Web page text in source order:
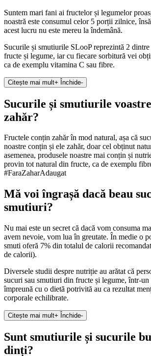
Suntem mari fani ai fructelor și legumelor
noastră este consumul celor 5 porții zilnice,
acest lucru nu este mereu la îndemână.
Sucurile și smutiurile SLooP reprezintă 2
fructe și legume, iar cu fiecare sorbitură vei
ca de exemplu vitamina C sau fibre.
Citește mai mult+ Închide-
Sucurile și smutiurile
zahăr?
Fructele conțin zahăr în mod natural, așa că
noastre conțin și ele zahăr, doar cel obținut
asemenea, produsele noastre mai conțin și
provin tot natural din fructe, ca de exemplu
#FaraZaharAdaugat
Mă voi îngrașă dacă beau
smutiuri?
Nu mai este un secret că dacă vom consuma
avem nevoie, vom lua în greutate. În medie o
smuti oferă 7% din totalul de calorii
de calorii).
Diversele studii despre nutriție au arătat că
sucuri sau smutiuri din fructe și legume, într-
împreună cu o dietă potrivită au ca rezultat
corporale echilibrate.
Citește mai mult+ Închide-
Sunt smutiurile și sucurile
dinți?